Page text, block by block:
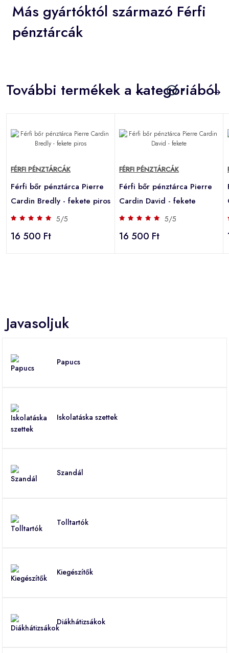
Más gyártóktól származó Férfi
pénztárcák
További termékek a kategóriából
FÉRFI PÉNZTÁRCÁK
Férfi bőr pénztárca Pierre
Cardin Bredly - fekete piros
5/5
16 500 Ft
FÉRFI PÉNZTÁRCÁK
Férfi bőr pénztárca Pierre
Cardin David - fekete
5/5
16 500 Ft
Javasoljuk
Papucs
Iskolatáska szettek
Szandál
Tolltartók
Kiegészítők
Diákhátizsákok